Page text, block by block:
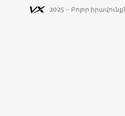
2025 - Բոլոր